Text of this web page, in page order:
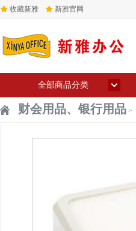
收藏新雅 新雅官网
全部商品分类
财会用品、银行用品 >